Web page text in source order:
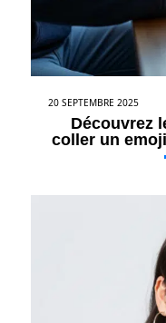
20 SEPTEMBRE 2025
Découvrez
coller un